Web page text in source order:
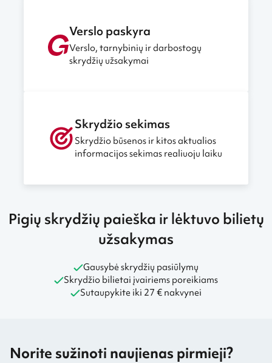
Verslo paskyra
Verslo, tarnybinių ir darbostogų
skrydžių užsakymai
Skrydžio sekimas
Skrydžio būsenos ir kitos aktualios
informacijos sekimas realiuoju laiku
Pigių skrydžių paieška ir lėktuvo bilietų
užsakymas
Gausybė skrydžių pasiūlymų
Skrydžio bilietai įvairiems poreikiams
Sutaupykite iki 27 € nakvynei
Norite sužinoti naujienas pirmieji?